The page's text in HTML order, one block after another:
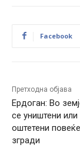
Facebook
Претходна објава
Ердоган: Во
се уништени или
оштетени
згради